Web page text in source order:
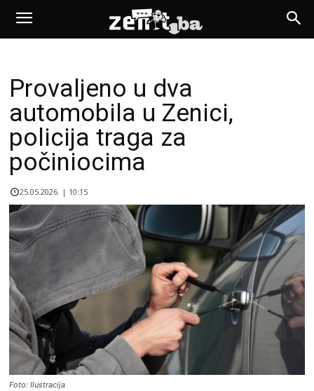
Provaljeno u dva
automobila u Zenici,
policija traga za
počiniocima
25.05.2026. | 10:15
Foto: Ilustracija